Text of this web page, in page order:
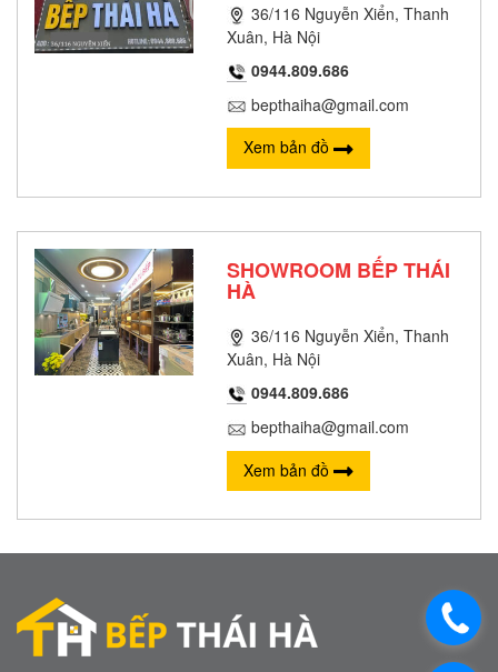
36/116 Nguyễn Xiển, Thanh
Xuân, Hà Nội
0944.809.686
bepthaiha@gmail.com
Xem bản đồ
SHOWROOM BẾP THÁI
HÀ
36/116 Nguyễn Xiển, Thanh
Xuân, Hà Nội
0944.809.686
bepthaiha@gmail.com
Xem bản đồ